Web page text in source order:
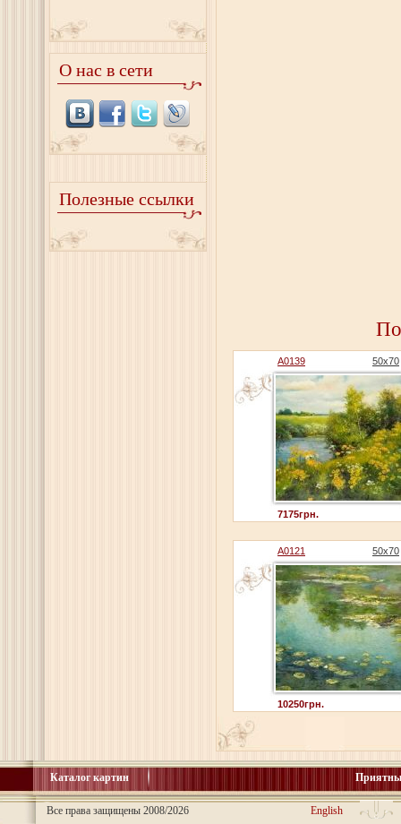
О нас в сети
Полезные ссылки
A0139 50x70
7175грн.
A0121 50x70
10250грн.
Каталог картин
Все права защищены 2008/2026 English